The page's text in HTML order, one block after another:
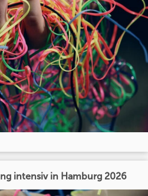
intensiv in Hamburg 2026